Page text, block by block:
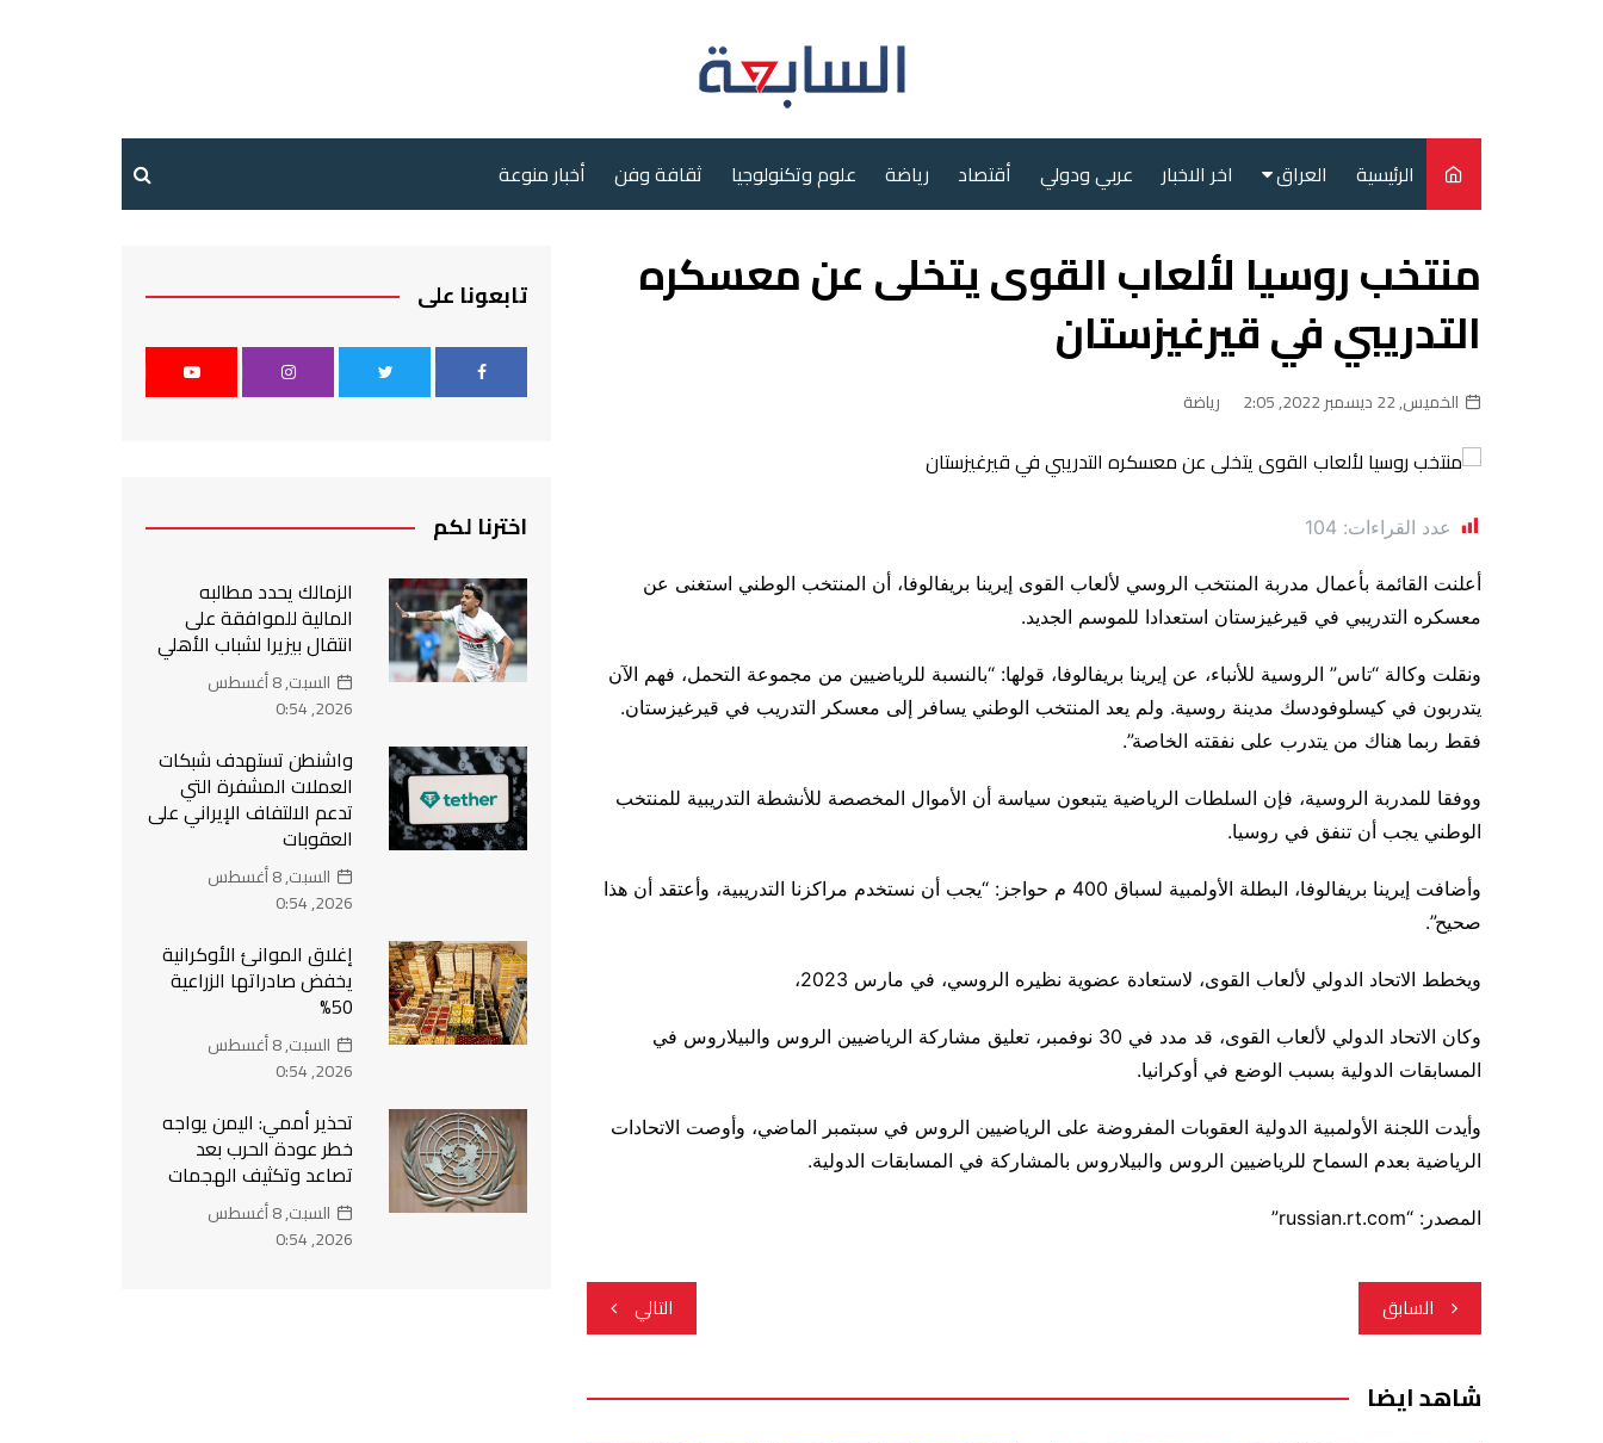
الرئيسية العراق
سياسة
محليات
اخر الاخبار عربي ودولي أقتصاد رياضة علوم وتكنولوجيا ثقافة وفن أخبار منوعة
منتخب روسيا لألعاب القوى يتخلى عن معسكره
التدريبي في قيرغيزستان
الخميس, 22 ديسمبر 2022, 2:05 رياضة
عدد القراءات: 104
أعلنت القائمة بأعمال مدربة المنتخب الروسي لألعاب القوى إيرينا بريفالوفا، أن المنتخب الوطني استغنى عن
معسكره التدريبي في قيرغيزستان استعدادا للموسم الجديد.
ونقلت وكالة “تاس” الروسية للأنباء، عن إيرينا بريفالوفا، قولها: “بالنسبة للرياضيين من مجموعة التحمل، فهم الآن
يتدربون في كيسلوفودسك مدينة روسية. ولم يعد المنتخب الوطني يسافر إلى معسكر التدريب في قيرغيزستان.
فقط ربما هناك من يتدرب على نفقته الخاصة”.
ووفقا للمدربة الروسية، فإن السلطات الرياضية يتبعون سياسة أن الأموال المخصصة للأنشطة التدريبية للمنتخب
الوطني يجب أن تنفق في روسيا.
وأضافت إيرينا بريفالوفا، البطلة الأولمبية لسباق 400 م حواجز: “يجب أن نستخدم مراكزنا التدريبية، وأعتقد أن هذا
صحيح”.
ويخطط الاتحاد الدولي لألعاب القوى، لاستعادة عضوية نظيره الروسي، في مارس 2023،
وكان الاتحاد الدولي لألعاب القوى، قد مدد في 30 نوفمبر، تعليق مشاركة الرياضيين الروس والبيلاروس في
المسابقات الدولية بسبب الوضع في أوكرانيا.
وأيدت اللجنة الأولمبية الدولية العقوبات المفروضة على الرياضيين الروس في سبتمبر الماضي، وأوصت الاتحادات
الرياضية بعدم السماح للرياضيين الروس والبيلاروس بالمشاركة في المسابقات الدولية.
المصدر: “russian.rt.com”
تصفّح
المقالات
السابق التالي
شاهد ايضا
تابعونا على
اخترنا لكم
الزمالك يحدد مطالبه
المالية للموافقة على
انتقال بيزيرا لشباب الأهلي
السبت, 8 أغسطس
2026, 0:54
واشنطن تستهدف شبكات
العملات المشفرة التي
تدعم الالتفاف الإيراني على
العقوبات
السبت, 8 أغسطس
2026, 0:54
إغلاق الموانئ الأوكرانية
يخفض صادراتها الزراعية
50%
السبت, 8 أغسطس
2026, 0:54
تحذير أممي: اليمن يواجه
خطر عودة الحرب بعد
تصاعد وتكثيف الهجمات
السبت, 8 أغسطس
2026, 0:54